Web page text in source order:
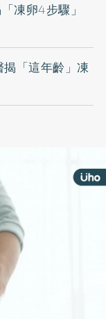
凍卵4步驟」
「這年齡」凍